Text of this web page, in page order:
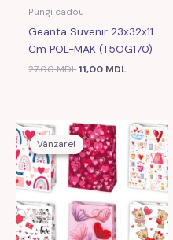
Pungi cadou
Geanta Suvenir 23x32x11
Cm POL-MAK (T5OG170)
27,00MDL11,00 MDL
Vânzare!
Vânzare!
Prețul
inițial
a
fost:
25,00 MDL.
Prețul
curent
este:
11,00 MDL.